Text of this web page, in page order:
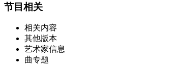
节目相关
相关内容
其他版本
艺术家信息
曲专题